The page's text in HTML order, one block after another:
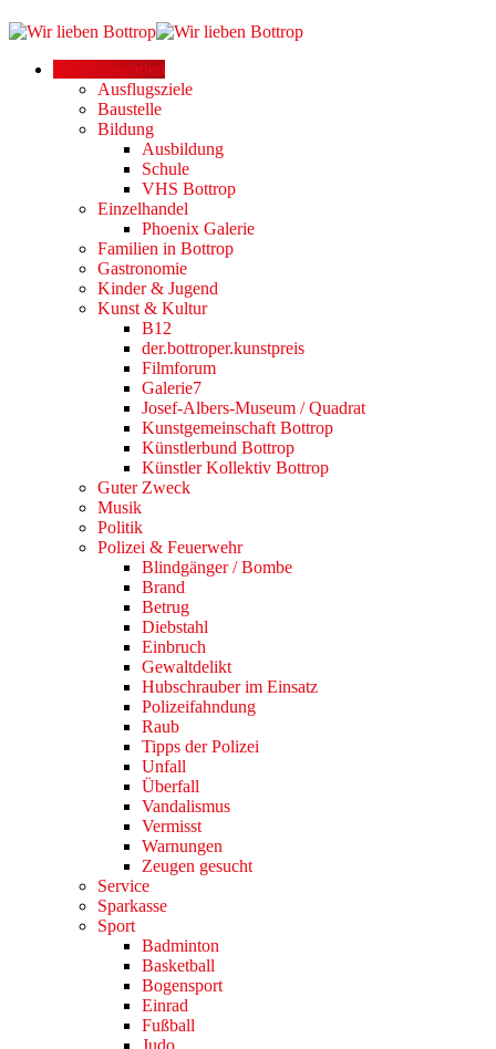
Alle Kategorien
Ausflugsziele
Baustelle
Bildung
Ausbildung
Schule
VHS Bottrop
Einzelhandel
Phoenix Galerie
Familien in Bottrop
Gastronomie
Kinder & Jugend
Kunst & Kultur
B12
der.bottroper.kunstpreis
Filmforum
Galerie7
Josef-Albers-Museum / Quadrat
Kunstgemeinschaft Bottrop
Künstlerbund Bottrop
Künstler Kollektiv Bottrop
Guter Zweck
Musik
Politik
Polizei & Feuerwehr
Blindgänger / Bombe
Brand
Betrug
Diebstahl
Einbruch
Gewaltdelikt
Hubschrauber im Einsatz
Polizeifahndung
Raub
Tipps der Polizei
Unfall
Überfall
Vandalismus
Vermisst
Warnungen
Zeugen gesucht
Service
Sparkasse
Sport
Badminton
Basketball
Bogensport
Einrad
Fußball
Judo